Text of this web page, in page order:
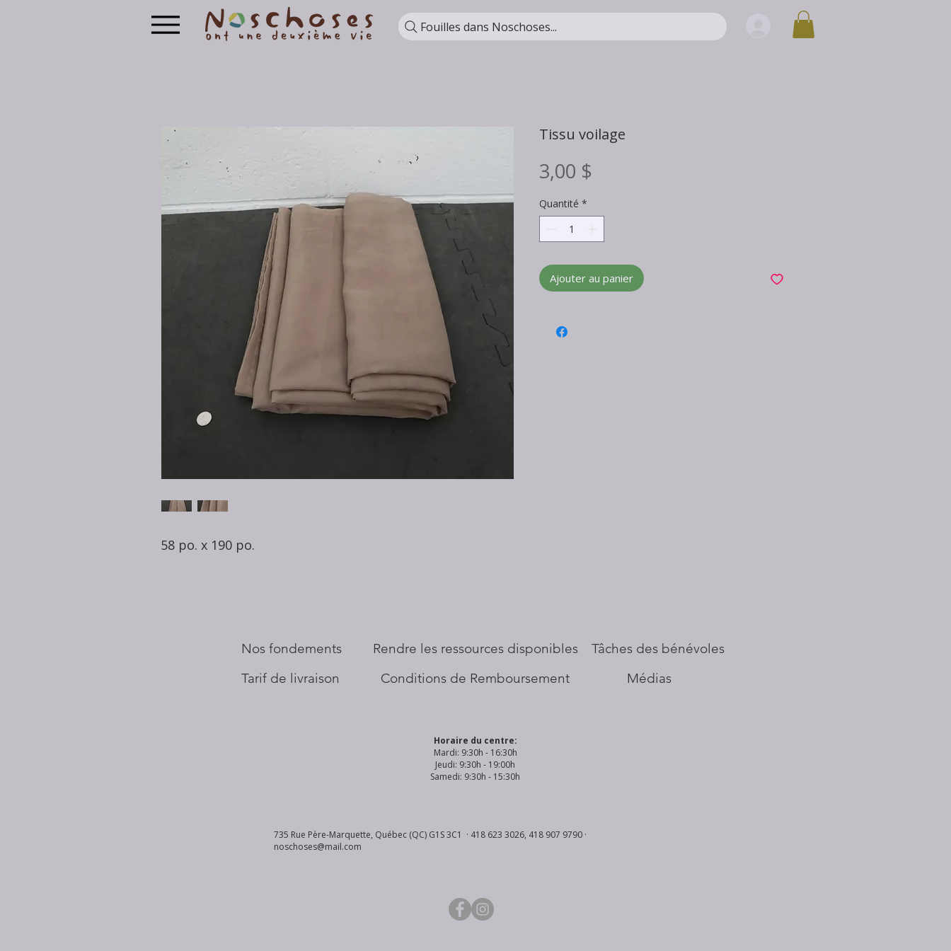
Fouilles dans Noschoses...
58 po. x 190 po.
Tissu voilage
3,00 $
Quantité *
Ajouter au panier
Nos fondements
Tarif de livraison
​Rendre les ressources disponibles
Conditions de Remboursement
Tâches des bénévoles
Médias
Horaire du centre:
Mardi: 9:30h - 16:30h
Jeudi: 9:30h - 19:00h
Samedi: 9:30h - 15:30h
735 Rue Père-Marquette, Québec (QC) G1S 3C1 · 418 623 3026, 418 907 9790 ·
noschoses@mail.com